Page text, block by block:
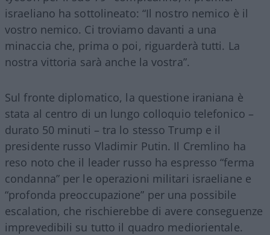
israeliano ha sottolineato: “Il nostro nemico è il
vostro nemico. Ci troviamo davanti a una
minaccia che, prima o poi, riguarderà tutti. La
nostra vittoria sarà anche la vostra”.
Sul fronte diplomatico, la questione iraniana è
stata al centro di un lungo colloquio telefonico –
durato 50 minuti – tra lo stesso Trump e il
presidente russo Vladimir Putin. Il Cremlino ha
reso noto che il leader russo ha espresso “ferma
condanna” per le operazioni militari israeliane e
“profonda preoccupazione” per una possibile
escalation, che rischierebbe di avere conseguenze
imprevedibili su tutto il quadro mediorientale.